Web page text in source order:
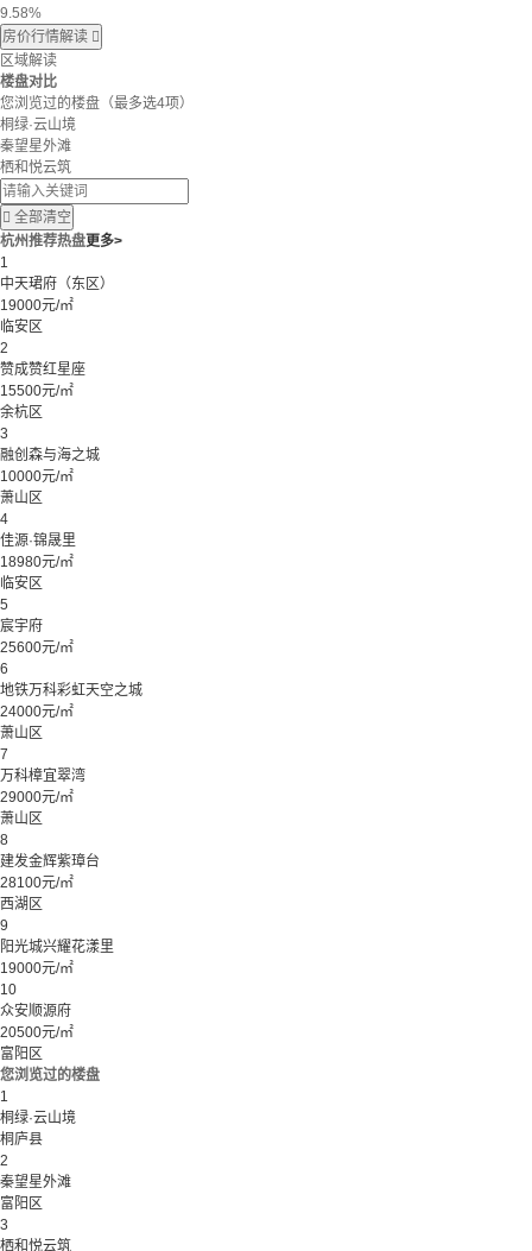
9.58%
房价行情解读 
区域解读
楼盘对比
您浏览过的楼盘 （最多选4项）
桐绿·云山境
秦望星外滩
栖和悦云筑
 全部清空
杭州推荐热盘更多>
1
中天珺府（东区）
19000元/㎡
临安区
2
赞成赞红星座
15500元/㎡
余杭区
3
融创森与海之城
10000元/㎡
萧山区
4
佳源·锦晟里
18980元/㎡
临安区
5
宸宇府
25600元/㎡
6
地铁万科彩虹天空之城
24000元/㎡
萧山区
7
万科樟宜翠湾
29000元/㎡
萧山区
8
建发金辉紫璋台
28100元/㎡
西湖区
9
阳光城兴耀花漾里
19000元/㎡
10
众安顺源府
20500元/㎡
富阳区
您浏览过的楼盘
1
桐绿·云山境
桐庐县
2
秦望星外滩
富阳区
3
栖和悦云筑